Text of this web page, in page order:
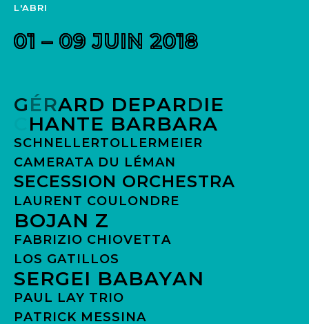
GALERIE
PRESSE
BÉNÉVOLES
FACEBOOK
INSTAGRAM
L'ABRI